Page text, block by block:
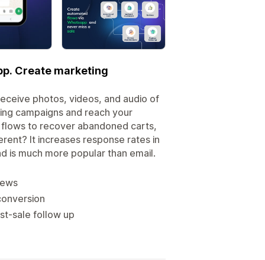
Create marketing
photos, videos, and audio of
campaigns and reach your
to recover abandoned carts,
It increases response rates in
is much more popular than email.
sale follow up